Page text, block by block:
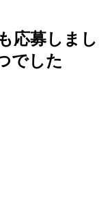
応募しまし
でした